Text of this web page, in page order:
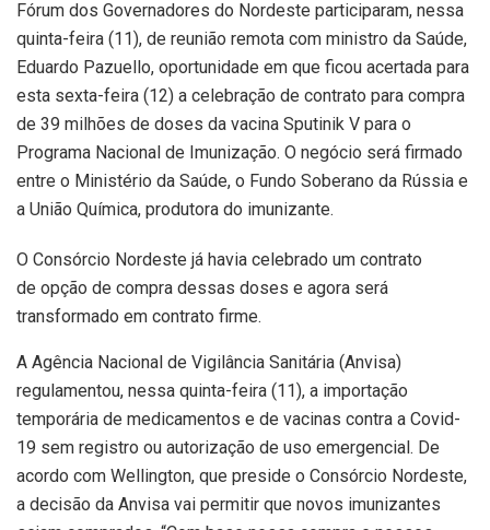
Fórum dos Governadores do Nordeste participaram, nessa
quinta-feira (11), de reunião remota com ministro da Saúde,
Eduardo Pazuello, oportunidade em que ficou acertada para
esta sexta-feira (12) a celebração de contrato para compra
de 39 milhões de doses da vacina Sputinik V para o
Programa Nacional de Imunização. O negócio será firmado
entre o Ministério da Saúde, o Fundo Soberano da Rússia e
a União Química, produtora do imunizante.
O Consórcio Nordeste já havia celebrado um contrato
de opção de compra dessas doses e agora será
transformado em contrato firme.
A Agência Nacional de Vigilância Sanitária (Anvisa)
regulamentou, nessa quinta-feira (11), a importação
temporária de medicamentos e de vacinas contra a Covid-
19 sem registro ou autorização de uso emergencial. De
acordo com Wellington, que preside o Consórcio Nordeste,
a decisão da Anvisa vai permitir que novos imunizantes